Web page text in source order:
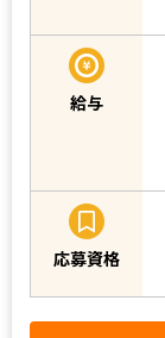
給与
応募資格